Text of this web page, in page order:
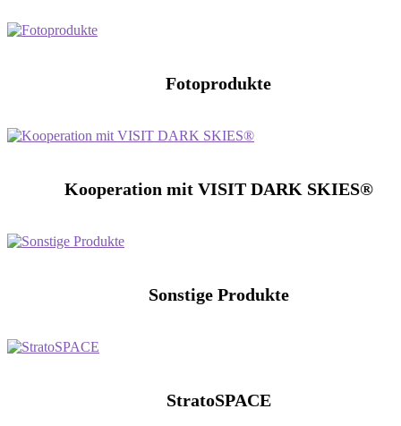
Fotoprodukte
Kooperation mit VISIT DARK SKIES®
Sonstige Produkte
StratoSPACE